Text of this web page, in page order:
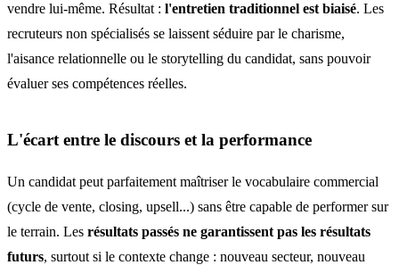
vendre lui-même. Résultat : l'entretien traditionnel est biaisé. Les
recruteurs non spécialisés se laissent séduire par le charisme,
l'aisance relationnelle ou le storytelling du candidat, sans pouvoir
évaluer ses compétences réelles.
L'écart entre le discours et la performance
Un candidat peut parfaitement maîtriser le vocabulaire commercial
(cycle de vente, closing, upsell...) sans être capable de performer sur
le terrain. Les résultats passés ne garantissent pas les résultats
futurs, surtout si le contexte change : nouveau secteur, nouveau